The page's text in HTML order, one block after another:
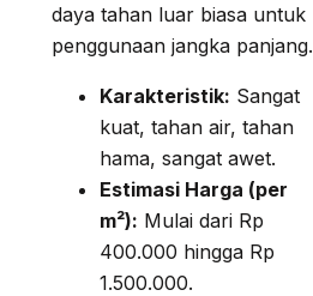
daya tahan luar biasa untuk
penggunaan jangka panjang.
Karakteristik: Sangat
kuat, tahan air, tahan
hama, sangat awet.
Estimasi Harga (per
m²): Mulai dari Rp
400.000 hingga Rp
1.500.000.